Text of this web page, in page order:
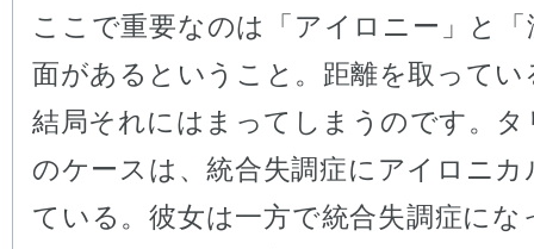
ここで重要なのは「アイロニー」と「
面があるということ。距離を取ってい
結局それにはまってしまうのです。タ
のケースは、統合失調症にアイロニカ
ている。彼女は一方で統合失調症にな